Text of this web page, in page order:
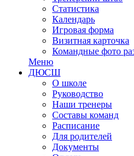
Статистика
Календарь
Игровая форма
Визитная карточка
Командные фото
Меню
ДЮСШ
О школе
Руководство
Наши тренеры
Составы команд
Расписание
Для родителей
Документы